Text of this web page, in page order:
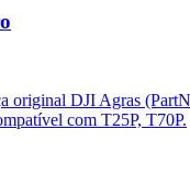
original DJI Agras
com T25P, T70P.